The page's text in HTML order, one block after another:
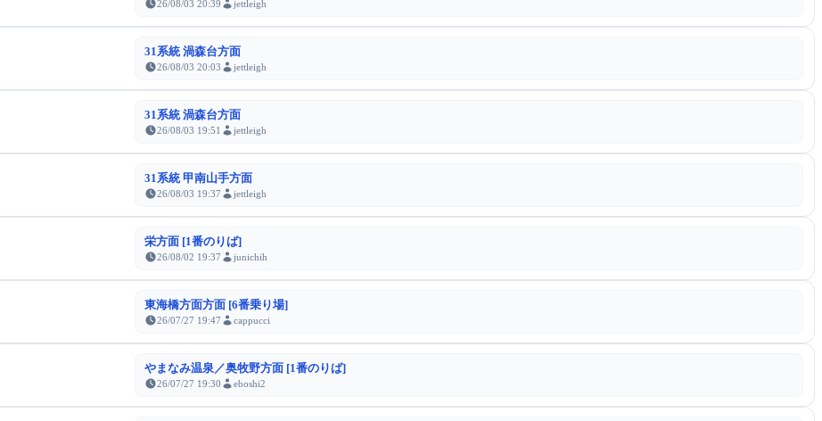
26/08/03 20:39 jettleigh
31系統 渦森台方面
26/08/03 20:03 jettleigh
31系統 渦森台方面
26/08/03 19:51 jettleigh
31系統 甲南山手方面
26/08/03 19:37 jettleigh
栄方面 [1番のりば]
26/08/02 19:37 junichih
東海橋方面方面 [6番乗り場]
26/07/27 19:47 cappucci
やまなみ温泉／奥牧野方面 [1番のりば]
26/07/27 19:30 eboshi2